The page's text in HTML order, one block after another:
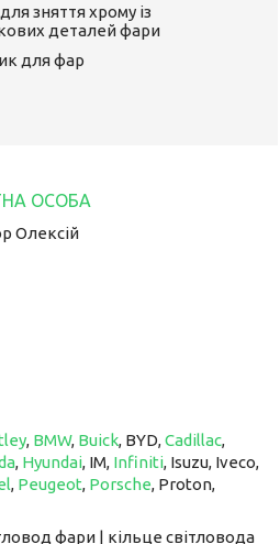
зняття хрому із
деталей фари
для фар
Олексій
, BMW, Buick, BYD,Cadillac,
, Hyundai, IM, ​​​​​​​ Infiniti, Isuzu, Iveco,
, Peugeot, Porsche, Proton, ​​​​​​​
фари | кільце світловода